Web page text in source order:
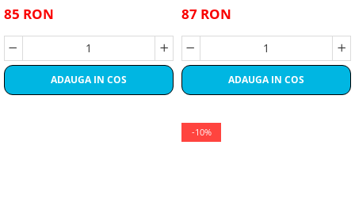
85 RON
ADAUGA IN COS
87 RON
ADAUGA IN COS
-10%